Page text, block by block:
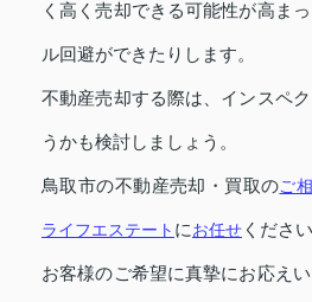
く高く売却できる可能性が高ま
ル回避ができたりします。
不動産売却する際は、インスペ
うかも検討しましょう。
鳥取市の不動産売却・買取のご
ライフエステート にお任せ ください
お客様のご希望に真摯にお応え